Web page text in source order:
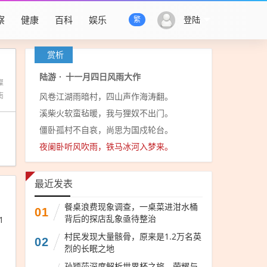
登陆
繁
健康 百科 娱乐
赏析
陆游 · 十一月四日风雨大作
风卷江湖雨暗村，四山声作海涛翻。
溪柴火软蛮毡暖，我与狸奴不出门。
僵卧孤村不自哀，尚思为国戍轮台。
夜阑卧听风吹雨，铁马冰河入梦来。
最近发表
01
餐桌浪费现象调查，一桌菜进泔水桶
背后的探店乱象亟待整治
02
村民发现大量骸骨，原来是1.2万名英
烈的长眠之地